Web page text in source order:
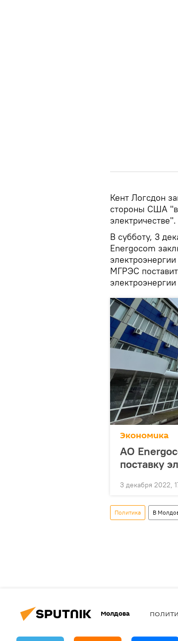
Кент Логсдон
стороны США "в
электричестве".
В субботу, 3
Energocom
МГРЭС
Экономика
АО
поставку
3 декабря 2022,
Политика В
Молдова